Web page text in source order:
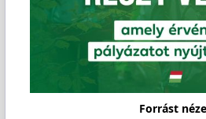
Forrást